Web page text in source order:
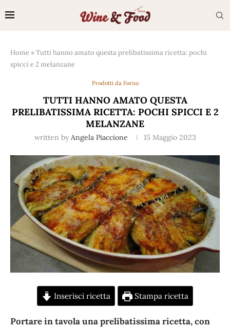
Home »Tutti hanno amato questa prelibatissima ricetta: pochi
spicci e 2 melanzane
Prodotti da Forno
TUTTI HANNO AMATO QUESTA
PRELIBATISSIMA RICETTA: POCHI SPICCI E 2
MELANZANE
written by Angela Piaccione 15 Maggio 2023
Inserisci ricetta Stampa ricetta
Portare in tavola una prelibatissima ricetta, con